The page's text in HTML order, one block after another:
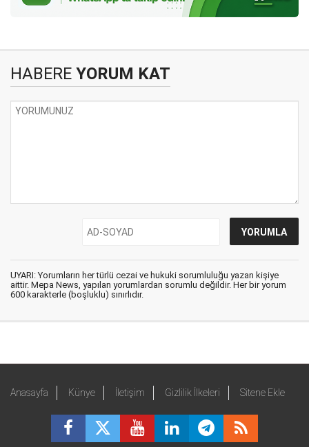
HABERE YORUM KAT
UYARI: Yorumların her türlü cezai ve hukuki sorumluluğu yazan kişiye
aittir. Mepa News, yapılan yorumlardan sorumlu değildir. Her bir yorum
600 karakterle (boşluklu) sınırlıdır.
Anasayfa Künye İletişim Gizlilik İlkeleri Sitene Ekle